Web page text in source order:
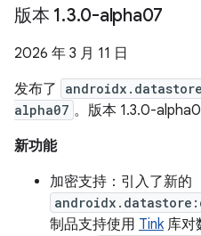
版本 1.3.0-alpha07
2026 年 3 月 11 日
发布了
alpha07 。版本 1.3.0-
新功能
加密支持：引入了新的
制品支持使用 Tink库对